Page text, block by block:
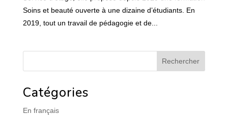
Soins et beauté ouverte à une dizaine d’étudiants. En
2019, tout un travail de pédagogie et de...
Catégories
En français